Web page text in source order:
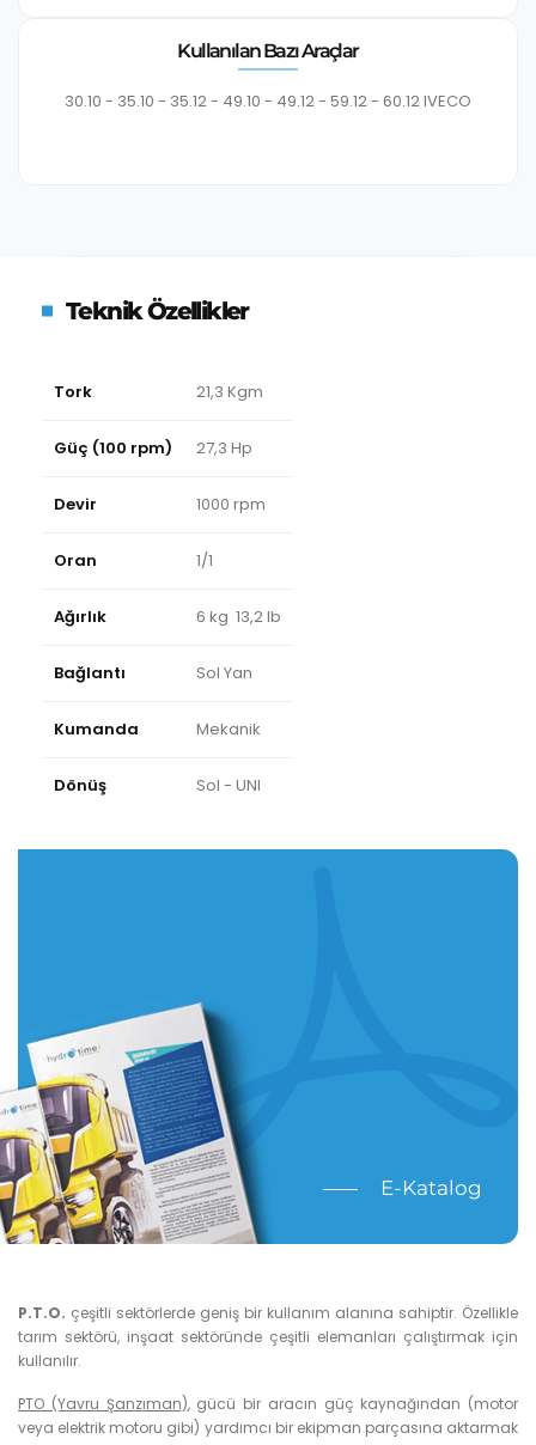
Kullanılan Bazı Araçlar
30.10 - 35.10 - 35.12 - 49.10 - 49.12 - 59.12 - 60.12 IVECO
E-Katalog
Teknik Özellikler
Tork 21,3 Kgm
Güç (100 rpm) 27,3 Hp
Devir 1000 rpm
Oran 1/1
Ağırlık 6 kg 13,2 lb
Bağlantı Sol Yan
Kumanda Mekanik
Dönüş Sol - UNI
P.T.O. çeşitli sektörlerde geniş bir kullanım alanına sahiptir. Özellikle
tarım sektörü, inşaat sektöründe çeşitli elemanları çalıştırmak için
kullanılır.
PTO (Yavru Şanzıman), gücü bir aracın güç kaynağından (motor
veya elektrik motoru gibi) yardımcı bir ekipman parçasına aktarmak